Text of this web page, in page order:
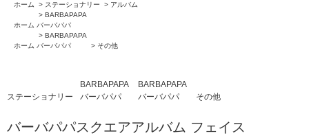
ホーム > ステーショナリー > アルバム
ホーム
> BARBAPAPA
バーバパパ
ホーム
> BARBAPAPA
バーバパパ
> その他
ステーショナリー
BARBAPAPA
バーバパパ
BARBAPAPA
バーバパパ
その他
バーバパパスクエアアルバム フェイス